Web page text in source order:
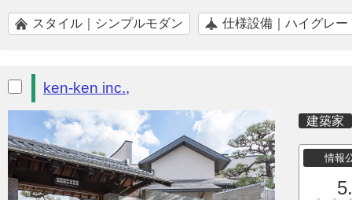
スタイル｜シンプルモダン 仕様設備｜ハイグレー
ken-ken inc.,
建築家
情報